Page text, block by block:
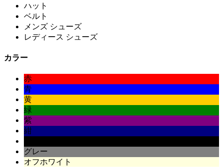
ハット
ベルト
メンズ シューズ
レディース シューズ
カラー
赤
青
黄
緑
紫
紺
グレー
オフホワイト